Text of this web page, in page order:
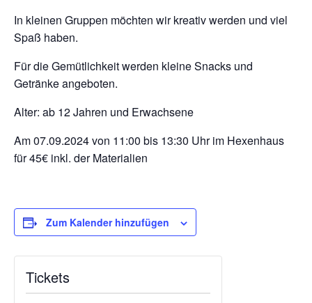
In kleinen Gruppen möchten wir kreativ werden und viel
Spaß haben.
Für die Gemütlichkeit werden kleine Snacks und
Getränke angeboten.
Alter: ab 12 Jahren und Erwachsene
Am 07.09.2024 von 11:00 bis 13:30 Uhr im Hexenhaus
für 45€ inkl. der Materialien
Zum Kalender hinzufügen
Tickets